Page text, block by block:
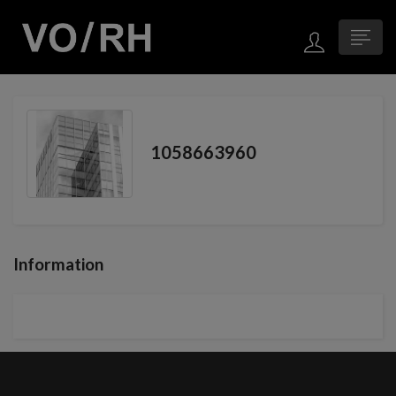
1058663960
Information